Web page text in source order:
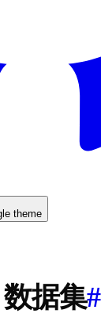
theme
数据集#